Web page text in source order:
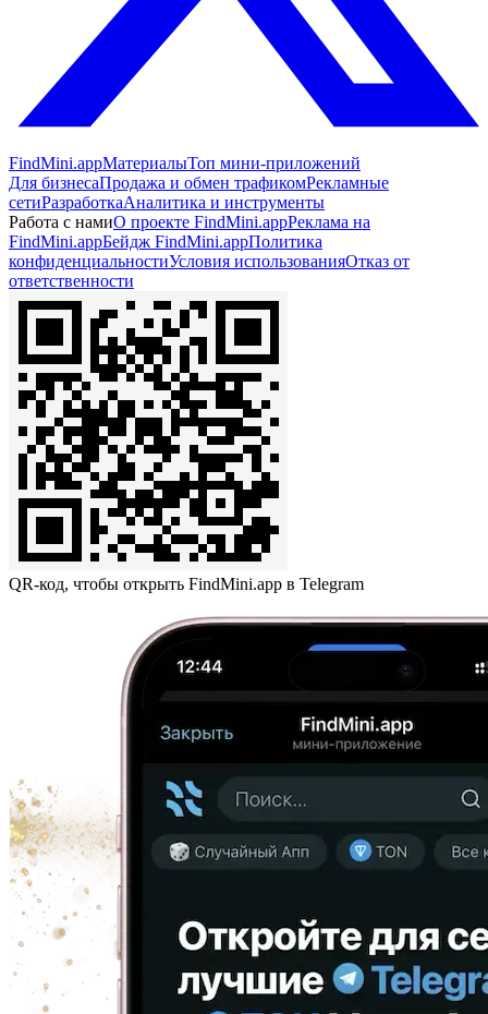
FindMini.appМатериалыТоп мини-приложений
Для бизнесаПродажа и обмен трафикомРекламные
сетиРазработкаАналитика и инструменты
Работа с намиО проекте FindMini.appРеклама на
FindMini.appБейдж FindMini.appПолитика
конфиденциальностиУсловия использованияОтказ от
ответственности
QR-код, чтобы открыть FindMini.app в Telegram